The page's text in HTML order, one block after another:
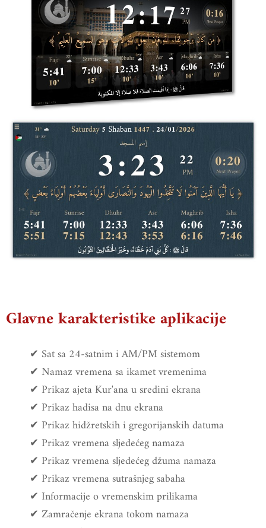
Glavne karakteristike aplikacije
✔ Sat sa 24-satnim i AM/PM sistemom
✔ Namaz vremena sa ikamet vremenima
✔ Prikaz ajeta Kur'ana u sredini ekrana
✔ Prikaz hadisa na dnu ekrana
✔ Prikaz hidžretskih i gregorijanskih datuma
✔ Prikaz vremena sljedećeg namaza
✔ Prikaz vremena sljedećeg džuma namaza
✔ Prikaz vremena sutrašnjeg sabaha
✔ Informacije o vremenskim prilikama
✔ Zamračenje ekrana tokom namaza